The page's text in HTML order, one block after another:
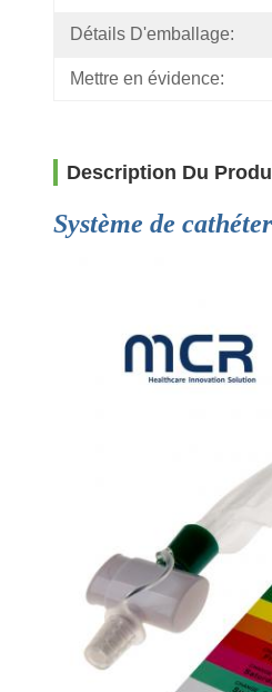
Détails D'emballage:
Mettre en évidence:
Description Du
Système de